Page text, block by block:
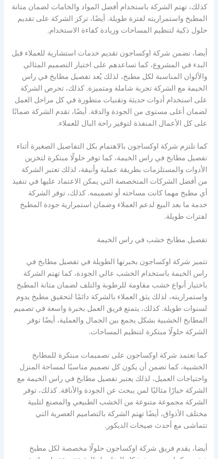
كذلك، تهتم الشركة باستخدام أفضل المواد والخامات لضمان متانة
المطبخ واستمراريته لفترة طويلة. أيضًا، تركز الشركة على تقديم
حلول ذكية لتنظيم المساحات وزيادة كفاءة الاستخدام.
أيضا، تضمن شركة اوكساجون تقديم خدمات استشارية للعملاء قبل
البدء في المشروع، كما تساعدهم على اختيار التصميم المثالي
والألوان المناسبة لكل مطبخ، لذلك يُعد تفصيل مطابخ في راس
الخيمة مع الشركة تجربة شاملة ومتميزة. كذلك، تحرص الشركة
على استخدام أدوات حديثة وتقنيات متطورة في كل مراحل العمل
لضمان أعلى مستوى من الجودة والدقة. أيضًا، تقدم الشركة ضمانًا
على كل الأعمال المنفذة لتوفير راحة البال للعملاء.
كما تلتزم شركة اوكساجون بالاهتمام بكل التفاصيل الصغيرة أثناء
تفصيل مطابخ في راس الخيمة، كما توفر حلولًا مبتكرة لتخزين
الأدوات والمستلزمات بطريقة عملية وأنيقة، لذلك تعتبر الشركة
من أفضل الشركات المتخصصة التي يمكن الاعتماد عليها في تنفيذ
أي مطبخ مهما كانت مساحته أو تصميمه. كذلك، توفر الشركة
خدمة ما بعد البيع لدعم العملاء وضمان استمرارية جودة المطبخ
لفترات طويلة.
تفصيل مطابخ خشب في راس الخيمة
تتميز شركة اوكساجون بخبرتها الطويلة في تفصيل مطابخ في
راس الخيمة باستخدام الخشب عالي الجودة، كما تهتم الشركة
باختيار أنواع خشب مقاومة للرطوبة والتلف لضمان متانة المطبخ
واستمراريته، لذلك يثق العملاء بالشركة دائمًا لتحقيق مطبخ يدوم
لسنوات طويلة. كذلك، يتمتع فريق العمل بخبرة واسعة في تصميم
المطابخ الخشبية بشكل يجمع بين الجمال والعملية، أيضًا توفر
الشركة حلولًا مبتكرة لتنظيم المساحات.
كما تعتمد شركة اوكساجون على تصميمات مبتكرة للمطابخ
الخشبية، كما تضمن أن يكون كل تصميم مناسبًا لمساحة المنزل
واحتياجات العميل، لذلك يعتبر تفصيل مطابخ في راس الخيمة مع
الشركة خيارًا مثاليًا لمن يبحث عن الجودة والأناقة. كذلك، توفر
الشركة مجموعة متنوعة من الخشب الطبيعي والمصنع لتلبية
مختلف الأذواق، أيضًا تهتم الشركة بالتصاميم العصرية التي
تتماشى مع أحدث صيحات الديكور.
أيضا، يقدم فريق شركة اوكساجون حلولًا مخصصة لكل مطبخ